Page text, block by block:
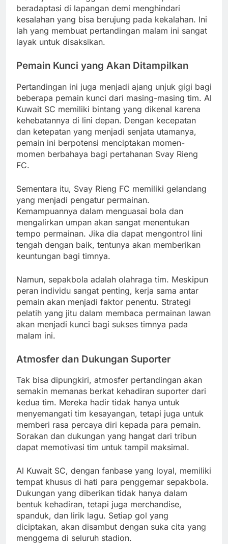
beradaptasi di lapangan demi menghindari
kesalahan yang bisa berujung pada kekalahan. Ini
lah yang membuat pertandingan malam ini sangat
layak untuk disaksikan.
Pemain Kunci yang Akan Ditampilkan
Pertandingan ini juga menjadi ajang unjuk gigi bagi
beberapa pemain kunci dari masing-masing tim. Al
Kuwait SC memiliki bintang yang dikenal karena
kehebatannya di lini depan. Dengan kecepatan
dan ketepatan yang menjadi senjata utamanya,
pemain ini berpotensi menciptakan momen-
momen berbahaya bagi pertahanan Svay Rieng
FC.
Sementara itu, Svay Rieng FC memiliki gelandang
yang menjadi pengatur permainan.
Kemampuannya dalam menguasai bola dan
mengalirkan umpan akan sangat menentukan
tempo permainan. Jika dia dapat mengontrol lini
tengah dengan baik, tentunya akan memberikan
keuntungan bagi timnya.
Namun, sepakbola adalah olahraga tim. Meskipun
peran individu sangat penting, kerja sama antar
pemain akan menjadi faktor penentu. Strategi
pelatih yang jitu dalam membaca permainan lawan
akan menjadi kunci bagi sukses timnya pada
malam ini.
Atmosfer dan Dukungan Suporter
Tak bisa dipungkiri, atmosfer pertandingan akan
semakin memanas berkat kehadiran suporter dari
kedua tim. Mereka hadir tidak hanya untuk
menyemangati tim kesayangan, tetapi juga untuk
memberi rasa percaya diri kepada para pemain.
Sorakan dan dukungan yang hangat dari tribun
dapat memotivasi tim untuk tampil maksimal.
Al Kuwait SC, dengan fanbase yang loyal, memiliki
tempat khusus di hati para penggemar sepakbola.
Dukungan yang diberikan tidak hanya dalam
bentuk kehadiran, tetapi juga merchandise,
spanduk, dan lirik lagu. Setiap gol yang
diciptakan, akan disambut dengan suka cita yang
menggema di seluruh stadion.